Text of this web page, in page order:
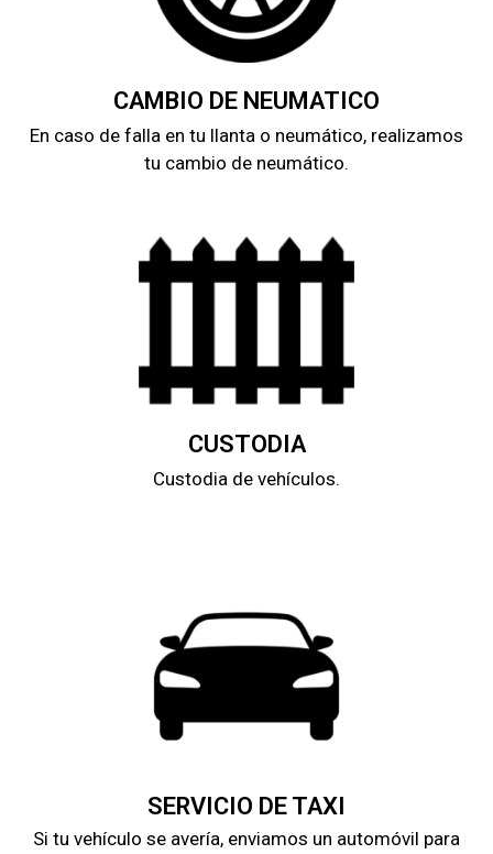
CAMBIO DE NEUMATICO
En caso de falla en tu llanta o neumático, realizamos
tu cambio de neumático.
CUSTODIA
Custodia de vehículos.
SERVICIO DE TAXI
Si tu vehículo se avería, enviamos un automóvil para